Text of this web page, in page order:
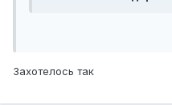
Захотелось так